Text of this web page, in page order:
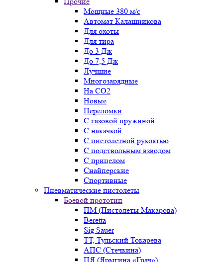
Мощные 380 м/с
Автомат Калашникова
Для охоты
Для тира
До 3 Дж
До 7,5 Дж
Лучшие
Многозарядные
На CO2
Новые
Переломки
С газовой пружиной
С накачкой
С пистолетной рукоятью
С подствольным взводом
С прицелом
Снайперские
Спортивные
Пневматические пистолеты
Боевой прототип
ПМ (Пистолеты Макарова)
Beretta
Sig Sauer
ТТ, Тульский Токарева
АПС (Стечкина)
ПЯ (Ярыгина «Грач»)